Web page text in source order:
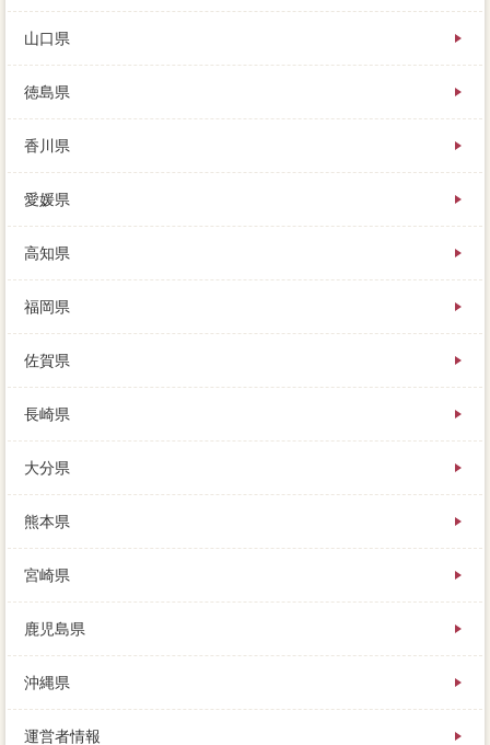
山口県
徳島県
香川県
愛媛県
高知県
福岡県
佐賀県
長崎県
大分県
熊本県
宮崎県
鹿児島県
沖縄県
運営者情報